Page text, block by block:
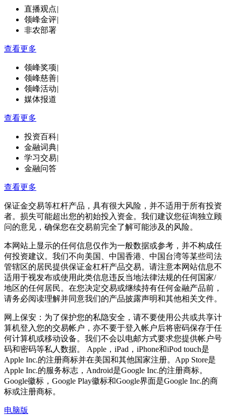
直播观点|
领峰金评|
非农部署
查看更多
领峰奖项|
领峰慈善|
领峰活动|
媒体报道
查看更多
投资百科|
金融词典|
学习交易|
金融问答
查看更多
保证金交易等杠杆产品，具有很大风险，并不适用于所有投资
者。损失可能超出您的初始投入资金。我们建议您征询独立顾
问的意见，确保您在交易前完全了解可能涉及的风险。
本网站上显示的任何信息仅作为一般数据或参考，并不构成任
何投资建议。我们不向美国、中国香港、中国台湾等某些司法
管辖区的居民提供保证金杠杆产品交易。请注意本网站信息不
适用于视发布或使用此类信息违反当地法律法规的任何国家/
地区的任何居民。在您决定交易或继续持有任何金融产品前，
请务必阅读理解并同意我们的产品披露声明和其他相关文件。
网上保安：为了保护您的私隐安全，请不要使用公共或共享计
算机登入您的交易帐户，亦不要于登入帐户后将密码保存于任
何计算机或移动设备。我们不会以电邮方式要求您提供帐户号
码和密码等私人数据。 Apple，iPad，iPhone和iPod touch是
Apple Inc.的注册商标并在美国和其他国家注册。App Store是
Apple Inc.的服务标志，Android是Google Inc.的注册商标。
Google徽标，Google Play徽标和Google界面是Google Inc.的商
标或注册商标。
电脑版